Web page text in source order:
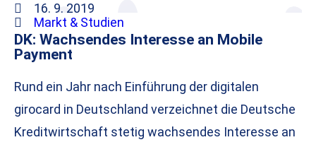
16. 9. 2019
Markt & Studien
DK: Wachsendes Interesse an Mobile
Payment
Rund ein Jahr nach Einführung der digitalen
girocard in Deutschland verzeichnet die Deutsche
Kreditwirtschaft stetig wachsendes Interesse an